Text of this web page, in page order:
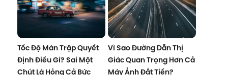
Tốc Độ Màn Trập Quyết
Định Điều Gì? Sai Một
Chút Là Hỏng Cả Bức
Vì Sao Đường Dẫn Thị
Giác Quan Trọng Hơn Cả
Máy Ảnh Đắt Tiền?